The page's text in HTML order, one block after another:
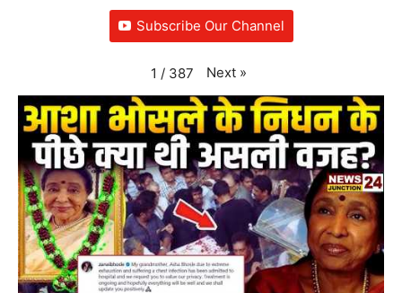
Subscribe Our Channel
1 / 387 Next »